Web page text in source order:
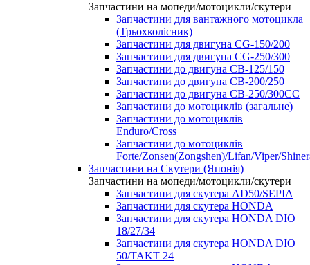
Запчастини на мопеди/мотоцикли/скутери
Запчастини для вантажного мотоцикла
(Трьохколісник)
Запчастини для двигуна CG-150/200
Запчастини для двигуна CG-250/300
Запчастини до двигуна CB-125/150
Запчастини до двигуна CB-200/250
Запчастини до двигуна CB-250/300СС
Запчастини до мотоциклів (загальне)
Запчастини до мотоциклів
Enduro/Cross
Запчастини до мотоциклів
Forte/Zonsen(Zongshen)/Lifan/Viper/
Запчастини на Скутери (Японія)
Запчастини на мопеди/мотоцикли/скутери
Запчастини для скутера AD50/SEPIA
Запчастини для скутера HONDA
Запчастини для скутера HONDA DIO
18/27/34
Запчастини для скутера HONDA DIO
50/TAKT 24